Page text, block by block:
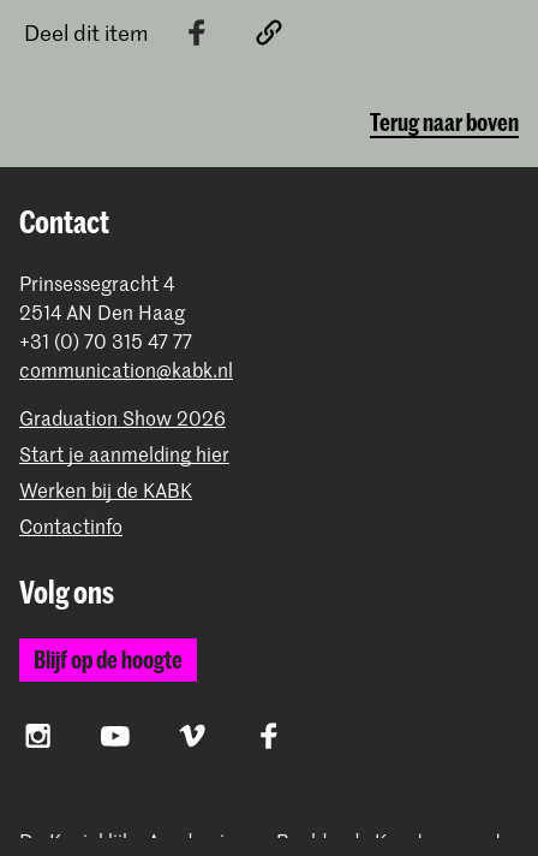
Deel dit item
Terug naar boven
Contact
Prinsessegracht 4
2514 AN Den Haag
+31 (0) 70 315 47 77
communication@kabk.nl
Graduation Show 2026
Start je aanmelding hier
Werken bij de KABK
Contactinfo
Volg ons
Blijf op de hoogte
InstagramYouTube Vimeo Facebook
De Koninklijke Academie van Beeldende Kunsten vormt